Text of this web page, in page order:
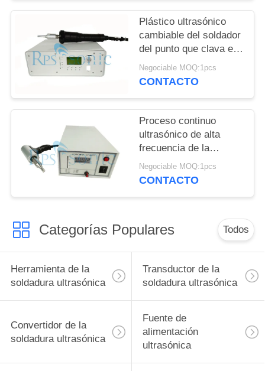
Plástico ultrasónico
cambiable del soldador
del punto que clava el
soldador ultrasónico de
la mano
Negociable MOQ:1pcs
CONTACTO
Proceso continuo
ultrasónico de alta
frecuencia de la
soldadura por puntos
Negociable MOQ:1pcs
CONTACTO
Categorías Populares Todos
Herramienta de la
soldadura ultrasónica
Transductor de la
soldadura ultrasónica
Convertidor de la
soldadura ultrasónica
Fuente de
alimentación
ultrasónica